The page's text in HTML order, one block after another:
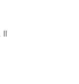
Il